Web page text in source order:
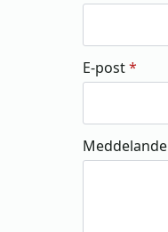
E-post*
Meddelande